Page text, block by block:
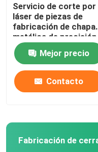
Servicio de corte por
láser de piezas de
fabricación de chapa
metálica de precisión
de brillo mate a
Mejor precio
Contacto
Fabricación de